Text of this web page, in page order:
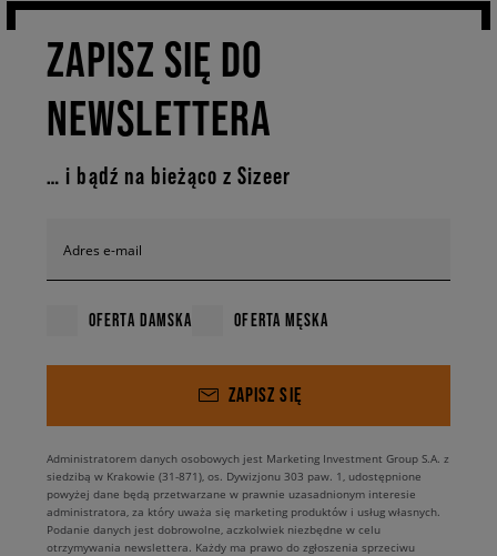
ZAPISZ SIĘ DO
NEWSLETTERA
… i bądź na bieżąco z Sizeer
Adres e-mail
OFERTA DAMSKA OFERTA MĘSKA
ZAPISZ SIĘ
Administratorem danych osobowych jest Marketing Investment Group S.A. z
siedzibą w Krakowie (31-871), os. Dywizjonu 303 paw. 1, udostępnione
powyżej dane będą przetwarzane w prawnie uzasadnionym interesie
administratora, za który uważa się marketing produktów i usług własnych.
Podanie danych jest dobrowolne, aczkolwiek niezbędne w celu
otrzymywania newslettera. Każdy ma prawo do zgłoszenia sprzeciwu